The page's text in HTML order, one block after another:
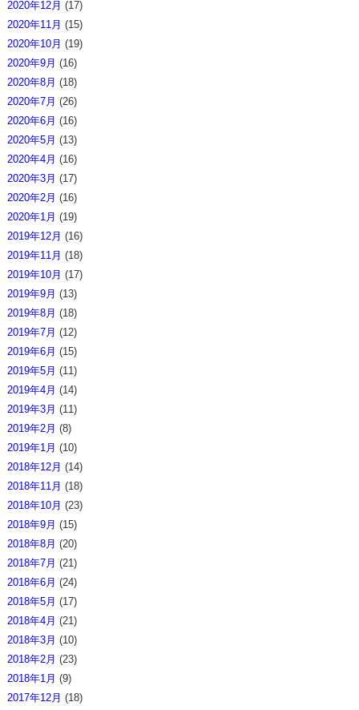
2020年12月 (17)
2020年11月 (15)
2020年10月 (19)
2020年9月 (16)
2020年8月 (18)
2020年7月 (26)
2020年6月 (16)
2020年5月 (13)
2020年4月 (16)
2020年3月 (17)
2020年2月 (16)
2020年1月 (19)
2019年12月 (16)
2019年11月 (18)
2019年10月 (17)
2019年9月 (13)
2019年8月 (18)
2019年7月 (12)
2019年6月 (15)
2019年5月 (11)
2019年4月 (14)
2019年3月 (11)
2019年2月 (8)
2019年1月 (10)
2018年12月 (14)
2018年11月 (18)
2018年10月 (23)
2018年9月 (15)
2018年8月 (20)
2018年7月 (21)
2018年6月 (24)
2018年5月 (17)
2018年4月 (21)
2018年3月 (10)
2018年2月 (23)
2018年1月 (9)
2017年12月 (18)